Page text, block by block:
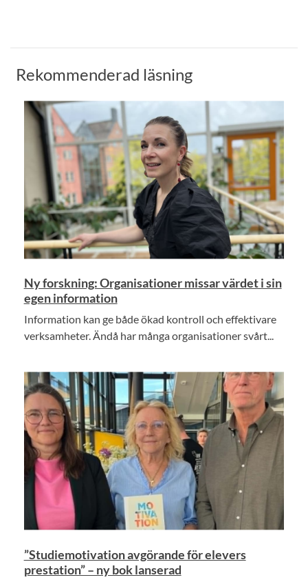
Rekommenderad läsning
Ny forskning: Organisationer missar värdet i sin
egen information
Information kan ge både ökad kontroll och effektivare
verksamheter. Ändå har många organisationer svårt...
”Studiemotivation avgörande för elevers
prestation” – ny bok lanserad